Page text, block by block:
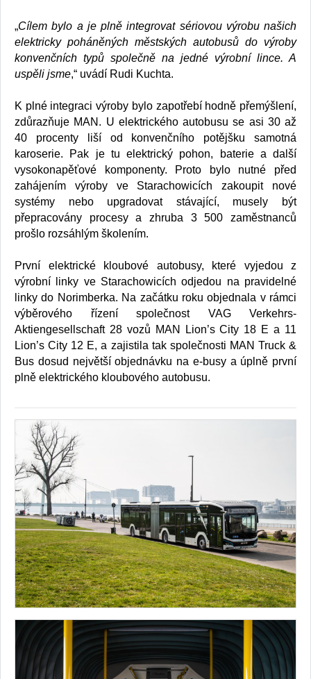
„Cílem bylo a je plně integrovat sériovou výrobu našich
elektricky poháněných městských autobusů do výroby
konvenčních typů společně na jedné výrobní lince. A
uspěli jsme,“ uvádí Rudi Kuchta.
K plné integraci výroby bylo zapotřebí hodně přemýšlení,
zdůrazňuje MAN. U elektrického autobusu se asi 30 až
40 procenty liší od konvenčního potějšku samotná
karoserie. Pak je tu elektrický pohon, baterie a další
vysokonapěťové komponenty. Proto bylo nutné před
zahájením výroby ve Starachowicích zakoupit nové
systémy nebo upgradovat stávající, musely být
přepracovány procesy a zhruba 3 500 zaměstnanců
prošlo rozsáhlým školením.
První elektrické kloubové autobusy, které vyjedou z
výrobní linky ve Starachowicích odjedou na pravidelné
linky do Norimberka. Na začátku roku objednala v rámci
výběrového řízení společnost VAG Verkehrs-
Aktiengesellschaft 28 vozů MAN Lion’s City 18 E a 11
Lion’s City 12 E, a zajistila tak společnosti MAN Truck &
Bus dosud největší objednávku na e-busy a úplně první
plně elektrického kloubového autobusu.